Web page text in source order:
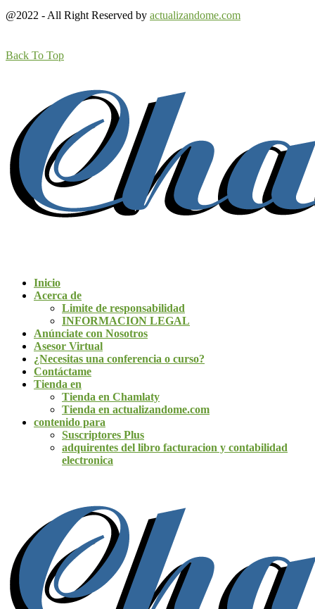
@2022 - All Right Reserved by actualizandome.com
Back To Top
Inicio
Acerca de
Limite de responsabilidad
INFORMACION LEGAL
Anúnciate con Nosotros
Asesor Virtual
¿Necesitas una conferencia o curso?
Contáctame
Tienda en
Tienda en Chamlaty
Tienda en actualizandome.com
contenido para
Suscriptores Plus
adquirentes del libro facturacion y contabilidad
electronica